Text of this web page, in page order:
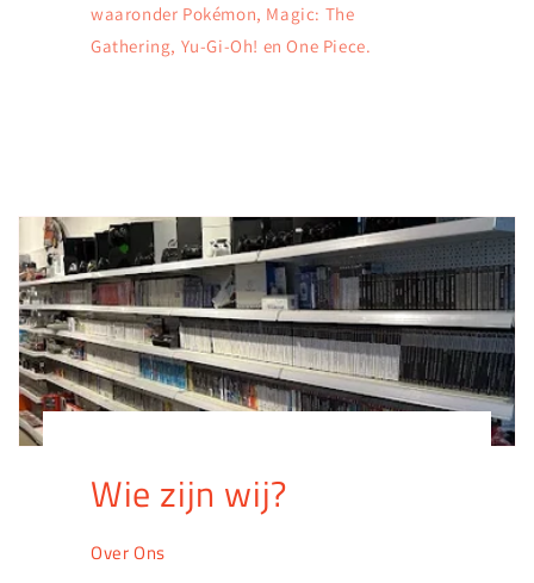
waaronder Pokémon, Magic: The
Gathering, Yu-Gi-Oh! en One Piece.
Wie zijn wij?
Over Ons